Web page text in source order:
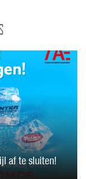
af te sluiten!